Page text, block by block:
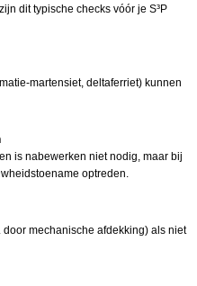
dit typische checks vóór je S³P
martensiet, deltaferriet) kunnen
is nabewerken niet nodig, maar bij
optreden.
mechanische afdekking) als niet